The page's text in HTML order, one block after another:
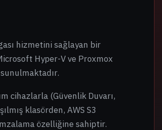
hizmetini sağlayan bir
Hyper-V ve Proxmox
cihazlarla (Güvenlik Duvarı,
klasörden, AWS S3
özelliğine sahiptir.